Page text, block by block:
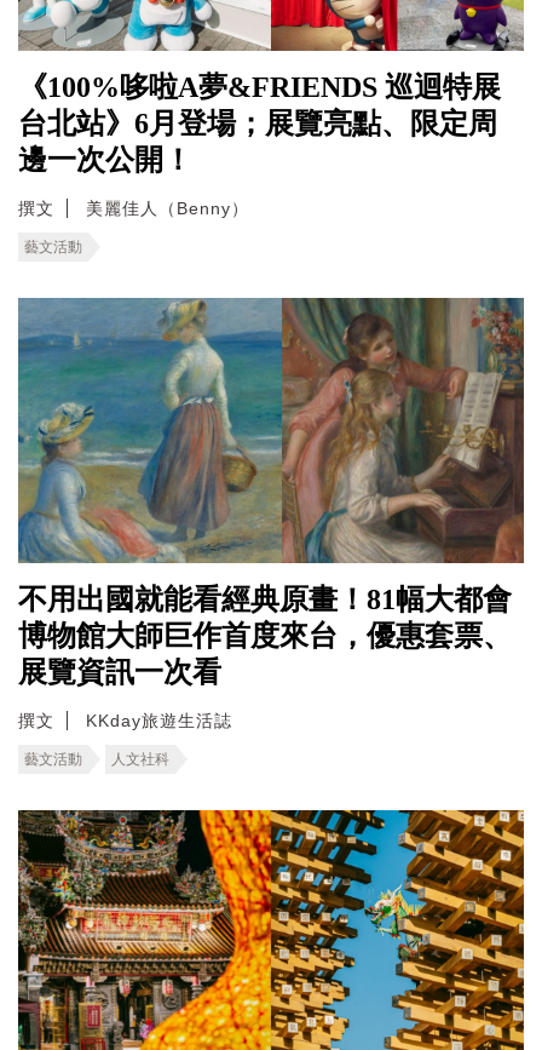
《100%哆啦A夢&FRIENDS 巡迴特展
台北站》6月登場；展覽亮點、限定周
邊一次公開！
撰文 美麗佳人（Benny）
藝文活動
不用出國就能看經典原畫！81幅大都會
博物館大師巨作首度來台，優惠套票、
展覽資訊一次看
撰文 KKday旅遊生活誌
藝文活動 人文社科